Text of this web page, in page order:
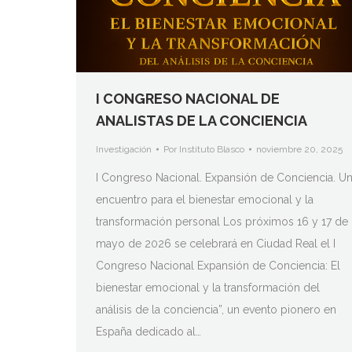
I CONGRESO NACIONAL DE
ANALISTAS DE LA CONCIENCIA
Investigación Por Instituto Blasco noviembre 20, 2025
I Congreso Nacional. Expansión de Conciencia. Un
encuentro para el bienestar emocional y la
transformación personal Los próximos 16 y 17 de
mayo de 2026 se celebrará en Ciudad Real el I
Congreso Nacional Expansión de Conciencia: El
bienestar emocional y la transformación del
análisis de la conciencia”, un evento pionero en
España dedicado al…